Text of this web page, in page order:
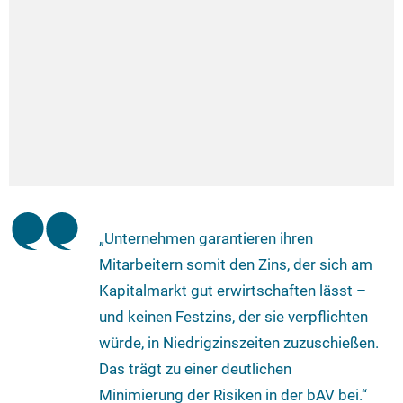
„Unternehmen garantieren ihren
Mitarbeitern somit den Zins, der sich am
Kapitalmarkt gut erwirtschaften lässt –
und keinen Festzins, der sie verpflichten
würde, in Niedrigzinszeiten zuzuschießen.
Das trägt zu einer deutlichen
Minimierung der Risiken in der bAV bei.“